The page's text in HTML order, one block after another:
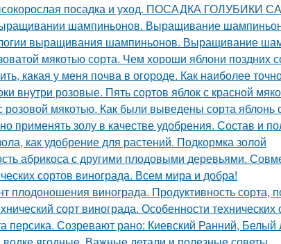
посадка и уход. ПОСАДКА ГОЛУБИКИ
шампиньонов. Выращивание
выращивания шампиньонов. Выращивание
мякотью сорта. Чем хороши яблони поздних
какая у меня почва в огороде. Как наиболее
внутри розовые. Пять сортов яблок с красной
розовой мякотью. Как были выведены сорта яблонь
применять золу в качестве удобрения. Состав и
как удобрение для растений. Подкормка золой
абрикоса с другими плодовыми деревьями.
сортов винограда. Всем мира и добра!
плодоношения винограда. Продуктивность сорта,
сорт винограда. Особенности
персика. Созревают рано: Киевский Ранний,